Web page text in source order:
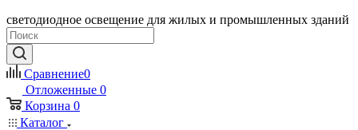
светодиодное освещение для жилых и промышленных зданий
Сравнение0
Отложенные 0
Корзина 0
Каталог